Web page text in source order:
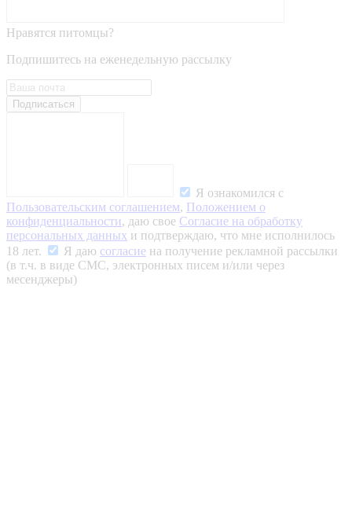
Нравятся питомцы?
Подпишитесь на еженедельную рассылку
Подписаться
Я ознакомился с
Пользовательским соглашением, Положением о
конфиденциальности, даю свое Согласие на обработку
персональных данных и подтверждаю, что мне исполнилось
18 лет.
Я даю согласие на получение рекламной рассылки
(в т.ч. в виде СМС, электронных писем и/или через
месенджеры)